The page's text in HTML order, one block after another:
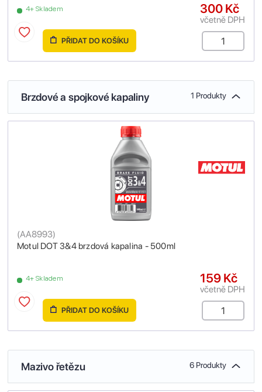
4+ Skladem 300 Kč
včetně DPH
PŘIDAT DO KOŠÍKU
Brzdové a spojkové kapaliny 1 Produkty
Motul DOT 3&4 brzdová kapalina - 500ml
(AA8993)
4+ Skladem 159 Kč
včetně DPH
PŘIDAT DO KOŠÍKU
Mazivo řetězu 6 Produkty